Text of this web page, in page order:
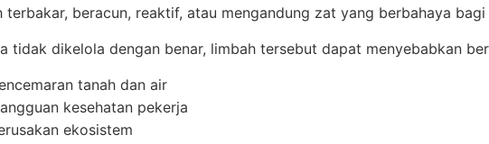
terbakar, beracun, reaktif, atau mengandung zat yang berbahaya bagi
tidak dikelola dengan benar, limbah tersebut dapat menyebabkan
tanah dan air
kesehatan pekerja
ekosistem